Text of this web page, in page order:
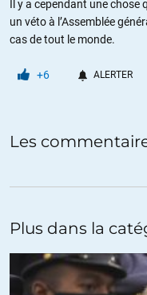
Il y a cependant une chose
un véto à l’Assemblée
cas de tout le monde.
+6 ALERTER
Les
Plus dans la